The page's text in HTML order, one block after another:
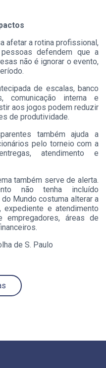
afetar a rotina profissional,
defendem que a
não é ignorar o evento,
de escalas, banco
comunicação interna e
aos jogos podem reduzir
de produtividade.
também ajuda a
pelo torneio com a
atendimento e
também serve de alerta.
não tenha incluído
Mundo costuma alterar a
expediente e atendimento
empregadores, áreas de
de S. Paulo